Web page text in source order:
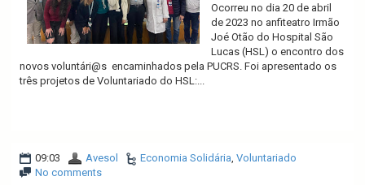
Ocorreu no dia 20 de abril
de 2023 no anfiteatro Irmão
Joé Otão do Hospital São
Lucas (HSL) o encontro dos
novos voluntári@s encaminhados pela PUCRS. Foi apresentado os
três projetos de Voluntariado do HSL:...
09:03 Avesol Economia Solidária Voluntariado
No comments